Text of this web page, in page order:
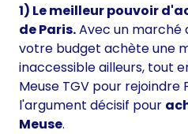
1) Le meilleur pouvoir
de Paris.Avec un marché
votre budget achète une
inaccessible ailleurs, tout
Meuse TGV pour rejoindre
l'argument décisif pour
Meuse.